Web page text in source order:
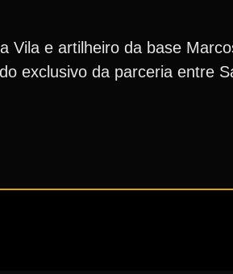
Vila e artilheiro da base
exclusivo da parceria entre